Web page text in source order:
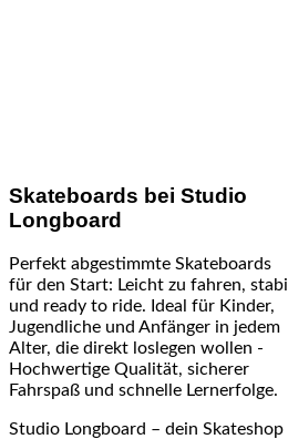
Skateboards bei Studio
Longboard
Perfekt abgestimmte Skateboards
für den Start: Leicht zu fahren, stabil
und ready to ride. Ideal für Kinder,
Jugendliche und Anfänger in jedem
Alter, die direkt loslegen wollen -
Hochwertige Qualität, sicherer
Fahrspaß und schnelle Lernerfolge.
Studio Longboard – dein Skateshop